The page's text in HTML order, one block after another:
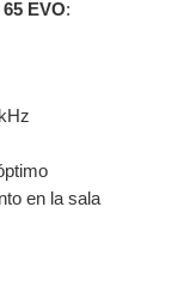
EVO:
en la sala